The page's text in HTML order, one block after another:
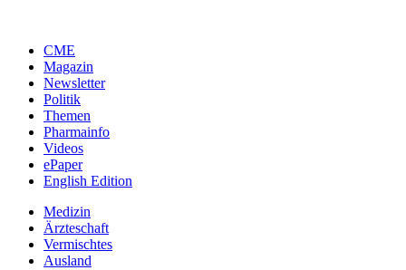
CME
Magazin
Newsletter
Politik
Themen
Pharmainfo
Videos
ePaper
English Edition
Medizin
Ärzteschaft
Vermischtes
Ausland